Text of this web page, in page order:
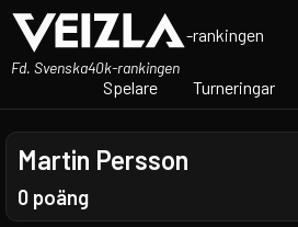
-rankingen
Fd. Svenska40k-rankingen
Spelare Turneringar
Martin Persson
0 poäng